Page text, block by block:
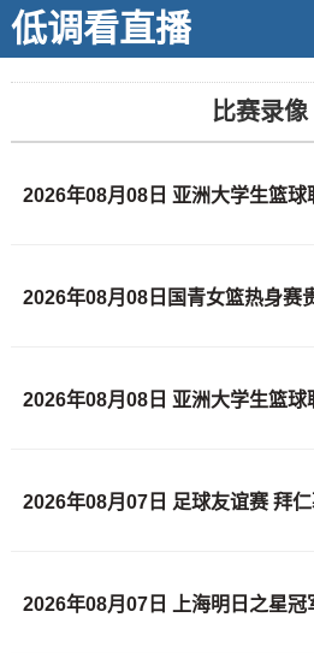
低调看直播
比赛录像